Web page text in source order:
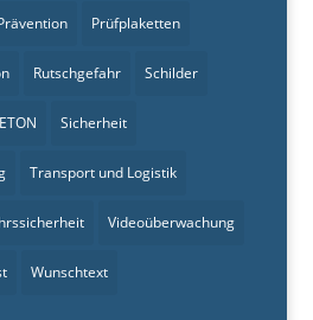
Prüfplaketten
Rutschgefahr Schilder
Sicherheit
Transport und Logistik
Videoüberwachung
Wunschtext